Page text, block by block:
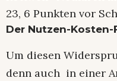
23, 6 Punkten vor
Der Nutzen-
Um diesen
denn auch in einer